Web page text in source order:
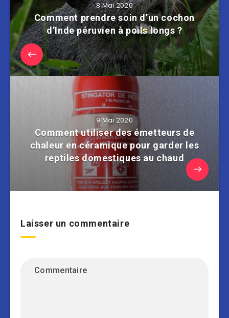
8 Mai 2020
Comment prendre soin d’un cochon
d’Inde péruvien à poils longs ?
9 Mai 2020
Comment utiliser des émetteurs de
chaleur en céramique pour garder les
reptiles domestiques au chaud
Laisser un commentaire